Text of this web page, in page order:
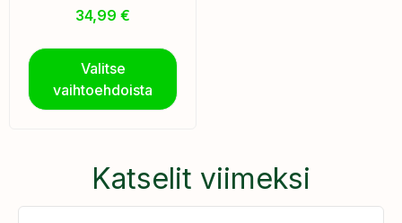
34,99 €
Valitse
vaihtoehdoista
Katselit viimeksi